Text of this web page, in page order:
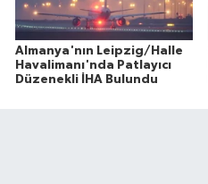
Almanya'nın Leipzig/Halle
Havalimanı'nda Patlayıcı
Düzenekli İHA Bulundu